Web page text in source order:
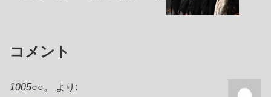
コメント
1005○○。 より: